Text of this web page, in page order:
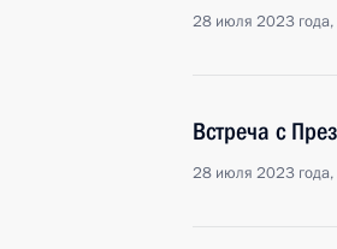
28 июля 2023
Встреча с
28 июля 2023